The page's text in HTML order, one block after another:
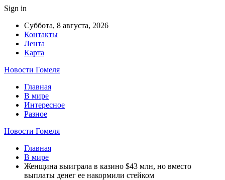
Sign in
Суббота, 8 августа, 2026
Контакты
Лента
Карта
Новости Гомеля
Главная
В мире
Интересное
Разное
Новости Гомеля
Главная
В мире
Женщина выиграла в казино $43 млн, но вместо
выплаты денег ее накормили стейком